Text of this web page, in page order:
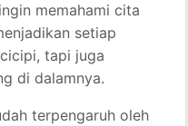
memahami cita
setiap
tapi juga
di dalamnya.
terpengaruh oleh